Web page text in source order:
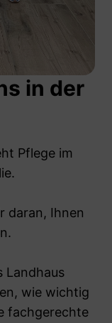
in der
Pflege im
daran, Ihnen
Landhaus
wie wichtig
fachgerechte